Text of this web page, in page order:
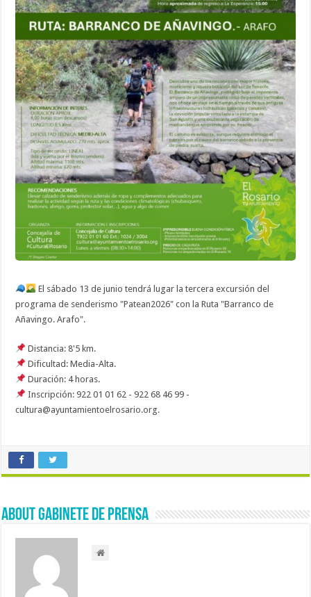
El sábado 13 de junio tendrá lugar la tercera excursión del
programa de senderismo "Patean2026" con la Ruta "Barranco de
Añavingo. Arafo".
Distancia: 8'5 km.
Dificultad: Media-Alta.
Duración: 4 horas.
Inscripción: 922 01 01 62 - 922 68 46 99 -
cultura@ayuntamientoelrosario.org.
About Gabinete de Prensa